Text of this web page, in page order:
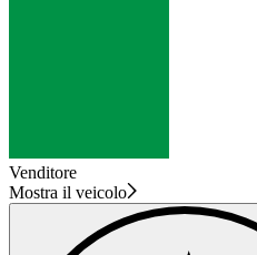
Venditore
Mostra il veicolo